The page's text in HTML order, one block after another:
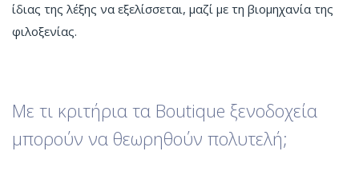
ίδιας της λέξης να εξελίσσεται, μαζί με τη βιομηχανία της
φιλοξενίας.
Με τι κριτήρια τα Boutique ξενοδοχεία
μπορούν να θεωρηθούν πολυτελή;